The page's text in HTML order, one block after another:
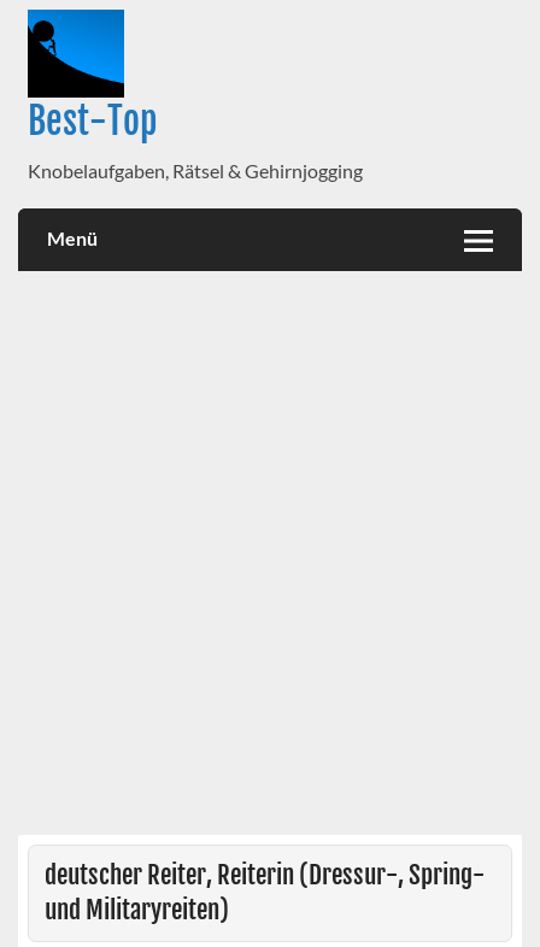
Best-Top
Knobelaufgaben, Rätsel & Gehirnjogging
Menü
deutscher Reiter, Reiterin (Dressur-, Spring-
und Militaryreiten)